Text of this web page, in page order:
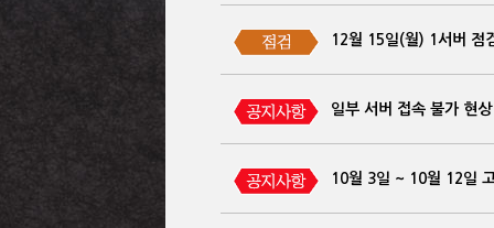
12월 15일(월) 1서버 점
일부 서버 접속 불가 현
10월 3일 ~ 10월 12일